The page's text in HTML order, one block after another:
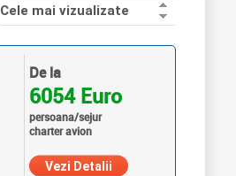
Cele mai vizualizate
De la
6054 Euro
persoana/sejur
charter avion
Vezi Detalii